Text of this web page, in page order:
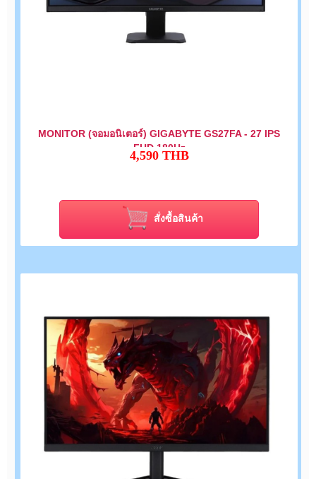
MONITOR (จอมอนิเตอร์) GIGABYTE GS27FA - 27 IPS
FHD 180Hz
4,590 THB
สั่งซื้อสินค้า